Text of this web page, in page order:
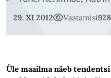
29. XI 2012 Vaatamisi928
Üle maailma näeb